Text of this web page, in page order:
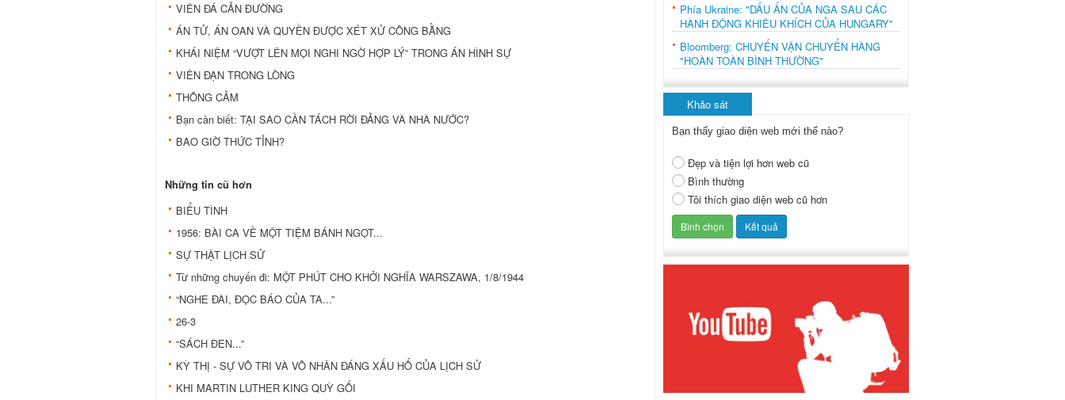
VIÊN ĐÁ CẢN ĐƯỜNG
ÁN TỬ, ÁN OAN VÀ QUYỀN ĐƯỢC XÉT XỬ CÔNG BẰNG
KHÁI NIỆM “VƯỢT LÊN MỌI NGHI NGỜ HỢP LÝ” TRONG ÁN HÌNH SỰ
VIÊN ĐẠN TRONG LÒNG
THÔNG CẢM
Bạn cần biết: TẠI SAO CẦN TÁCH RỜI ĐẢNG VÀ NHÀ NƯỚC?
BAO GIỜ THỨC TỈNH?
Những tin cũ hơn
BIỂU TÌNH
1956: BÀI CA VỀ MỘT TIỆM BÁNH NGỌT...
SỰ THẬT LỊCH SỬ
Từ những chuyến đi: MỘT PHÚT CHO KHỞI NGHĨA WARSZAWA, 1/8/1944
“NGHE ĐÀI, ĐỌC BÁO CỦA TA...”
26-3
“SÁCH ĐEN...”
KỲ THỊ - SỰ VÔ TRI VÀ VÔ NHÂN ĐÁNG XẤU HỔ CỦA LỊCH SỬ
KHI MARTIN LUTHER KING QUỲ GỐI
Phía Ukraine: "DẤU ẤN CỦA NGA SAU CÁC
HÀNH ĐỘNG KHIÊU KHÍCH CỦA HUNGARY"
Bloomberg: CHUYẾN VẬN CHUYỂN HÀNG
"HOÀN TOÀN BÌNH THƯỜNG"
Khảo sát
Bạn thấy giao diện web mới thế nào?
Đẹp và tiện lợi hơn web cũ
Bình thường
Tôi thích giao diện web cũ hơn